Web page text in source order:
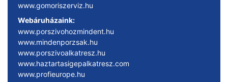
www.gomoriszerviz.hu
Webáruházaink:
www.porszivohozmindent.hu
www.mindenporzsak.hu
www.porszivoalkatresz.hu
www.haztartasigepalkatresz.com
www.profieurope.hu